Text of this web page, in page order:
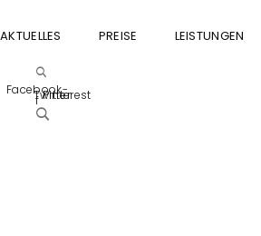
AKTUELLES PREISE LEISTUNGEN
Facebook-
f
Twitter
Pinterest